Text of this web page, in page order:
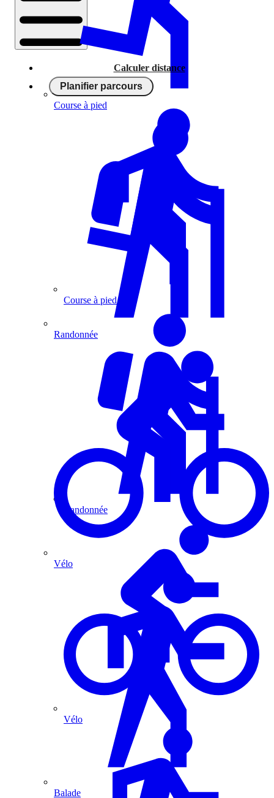
Calculer distance
Planifier parcours
Course à pied
Randonnée
Vélo
Course à pied
Randonnée
Vélo
Balade